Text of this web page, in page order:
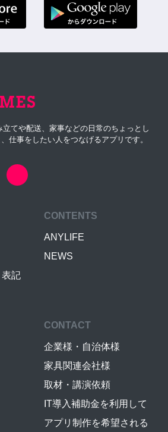
てや配送、家事などの日常のちょっとし
仕事をしたい人をつなげるアプリです。
記
CONTENTS
ANYLIFE
NEWS
CONTACT
企業様・自治体様
家具関連会社様
取材・講演依頼
IT導入補助金を利用して
アプリ制作を希望される